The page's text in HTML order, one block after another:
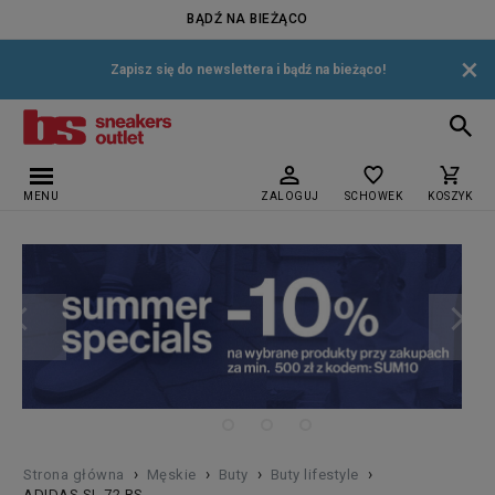
BĄDŹ NA BIEŻĄCO
Zapisz się do newslettera i bądź na bieżąco! ×
MENU ZALOGUJ SCHOWEK KOSZYK
Strona główna › Męskie › Buty › Buty lifestyle ›